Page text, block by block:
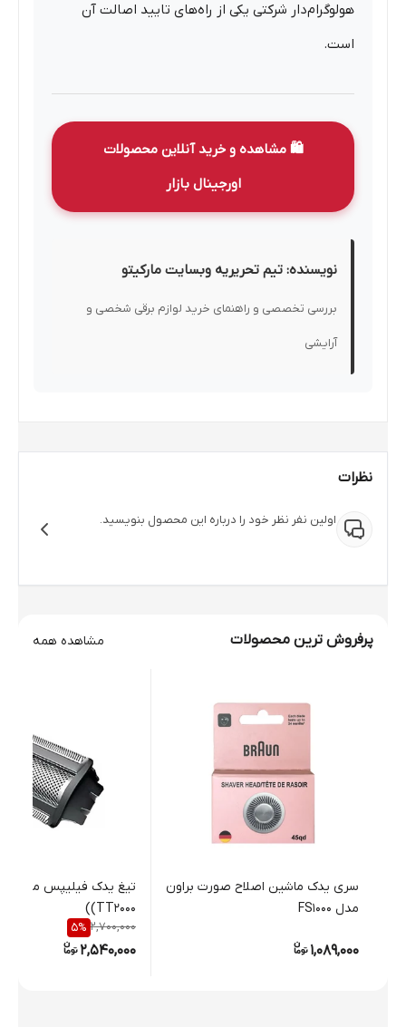
هولوگرام‌دار شرکتی یکی از راه‌های تایید اصالت آن
است.
🛍️ مشاهده و خرید آنلاین محصولات
اورجینال بازار
نویسنده: تیم تحریریه وبسایت مارکیتو
بررسی تخصصی و راهنمای خرید لوازم برقی شخصی و
آرایشی
نظرات
اولین نفر نظر خود را درباره این محصول بنویسید.
پرفروش ترین محصولات مشاهده همه
سری یدک ماشین اصلاح صورت براون
مدل FS1000
1,089,000
(TT2000)
2,700,000
5%
2,540,000